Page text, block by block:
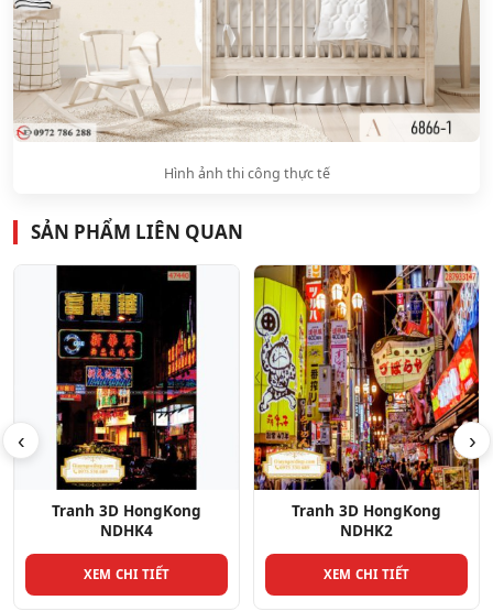
Hình ảnh thi công thực tế
SẢN PHẨM LIÊN QUAN
‹
Tranh 3D HongKong
NDHK2
XEM CHI TIẾT
Tranh 3D HongKong
NDHK16
XEM CHI TIẾT
›